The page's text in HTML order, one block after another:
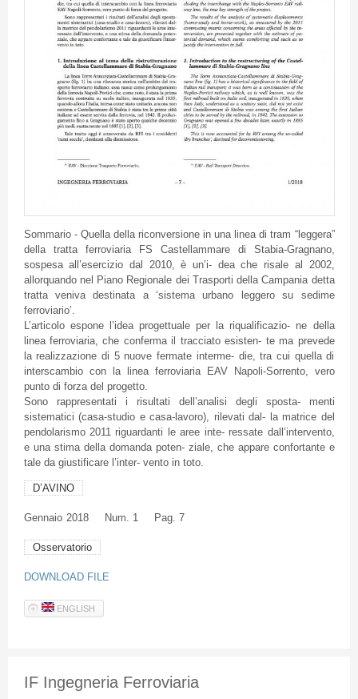
Sommario - Quella della riconversione in una linea di tram “leggera”
della tratta ferroviaria FS Castellammare di Stabia-Gragnano,
sospesa all’esercizio dal 2010, è un’i- dea che risale al 2002,
allorquando nel Piano Regionale dei Trasporti della Campania detta
tratta veniva destinata a ‘sistema urbano leggero su sedime
ferroviario’.
L’articolo espone l’idea progettuale per la riqualificazio- ne della
linea ferroviaria, che conferma il tracciato esisten- te ma prevede
la realizzazione di 5 nuove fermate interme- die, tra cui quella di
interscambio con la linea ferroviaria EAV Napoli-Sorrento, vero
punto di forza del progetto.
Sono rappresentati i risultati dell’analisi degli sposta- menti
sistematici (casa-studio e casa-lavoro), rilevati dal- la matrice del
pendolarismo 2011 riguardanti le aree inte- ressate dall’intervento,
e una stima della domanda poten- ziale, che appare confortante e
tale da giustificare l’inter- vento in toto.
D’AVINO
Gennaio 2018 Num. 1 Pag. 7
Osservatorio
DOWNLOAD FILE
ENGLISH
IF Ingegneria Ferroviaria